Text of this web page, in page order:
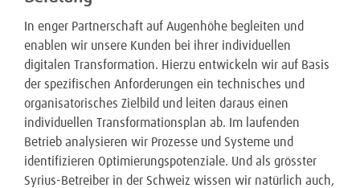
In enger Partnerschaft auf Augenhöhe begleiten und
enablen wir unsere Kunden bei ihrer individuellen
digitalen Transformation. Hierzu entwickeln wir auf Basis
der spezifischen Anforderungen ein technisches und
organisatorisches Zielbild und leiten daraus einen
individuellen Transformationsplan ab. Im laufenden
Betrieb analysieren wir Prozesse und Systeme und
identifizieren Optimierungspotenziale. Und als grösster
Syrius-Betreiber in der Schweiz wissen wir natürlich auch,